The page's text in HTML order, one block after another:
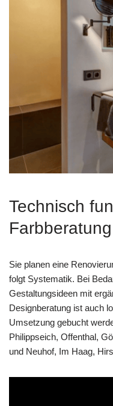
Technisch
Sie planen eine
folgt Systematik. Bei
Gestaltungsideen mit
Designberatung ist auch
Umsetzung gebucht
Philippseich, Offenthal,
und Neuhof, Im Haag,